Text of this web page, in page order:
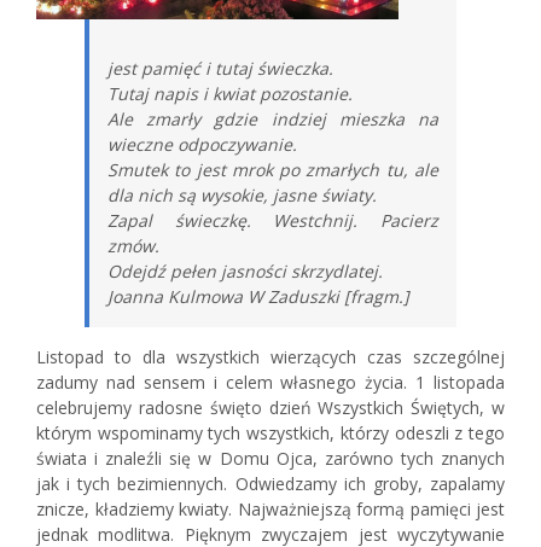
jest pamięć i tutaj świeczka.
Tutaj napis i kwiat pozostanie.
Ale zmarły gdzie indziej mieszka na
wieczne odpoczywanie.
Smutek to jest mrok po zmarłych tu, ale
dla nich są wysokie, jasne światy.
Zapal świeczkę. Westchnij. Pacierz
zmów.
Odejdź pełen jasności skrzydlatej.
Joanna Kulmowa W Zaduszki [fragm.]
Listopad to dla wszystkich wierzących czas szczególnej
zadumy nad sensem i celem własnego życia. 1 listopada
celebrujemy radosne święto dzień Wszystkich Świętych, w
którym wspominamy tych wszystkich, którzy odeszli z tego
świata i znaleźli się w Domu Ojca, zarówno tych znanych
jak i tych bezimiennych. Odwiedzamy ich groby, zapalamy
znicze, kładziemy kwiaty. Najważniejszą formą pamięci jest
jednak modlitwa. Pięknym zwyczajem jest wyczytywanie